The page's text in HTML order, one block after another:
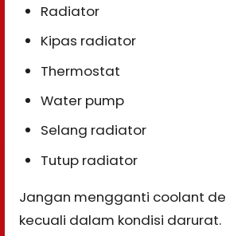
Radiator
Kipas radiator
Thermostat
Water pump
Selang radiator
Tutup radiator
Jangan mengganti coolant
kecuali dalam kondisi darurat.